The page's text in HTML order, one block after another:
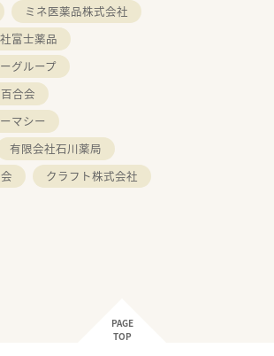
ミネ医薬品株式会社
富士薬品
グループ
合会
マシー
有限会社石川薬局
クラフト株式会社
PAGE
TOP